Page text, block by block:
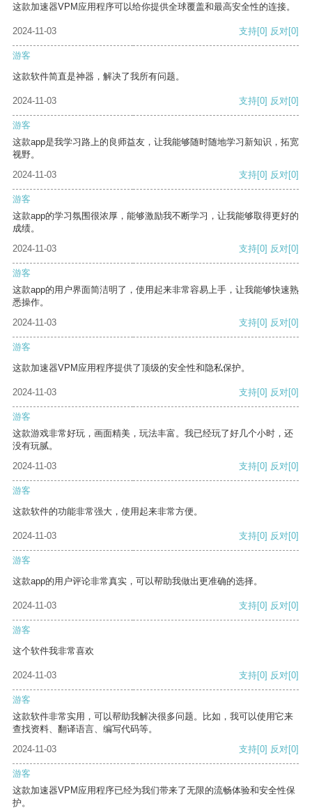
这款加速器VPM应用程序可以给你提供全球覆盖和最高安全性的连接。
2024-11-03 支持[0] 反对[0]
游客
这款软件简直是神器，解决了我所有问题。
2024-11-03 支持[0] 反对[0]
游客
这款app是我学习路上的良师益友，让我能够随时随地学习新知识，拓宽
视野。
2024-11-03
支持[0] 反对[0]
游客
这款app的学习氛围很浓厚，能够激励我不断学习，让我能够取得更好的
成绩。
2024-11-03
支持[0] 反对[0]
游客
这款app的用户界面简洁明了，使用起来非常容易上手，让我能够快速熟
悉操作。
2024-11-03
支持[0] 反对[0]
游客
这款加速器VPM应用程序提供了顶级的安全性和隐私保护。
2024-11-03 支持[0] 反对[0]
游客
这款游戏非常好玩，画面精美，玩法丰富。我已经玩了好几个小时，还
没有玩腻。
2024-11-03
支持[0] 反对[0]
游客
这款软件的功能非常强大，使用起来非常方便。
2024-11-03 支持[0] 反对[0]
游客
这款app的用户评论非常真实，可以帮助我做出更准确的选择。
2024-11-03 支持[0] 反对[0]
游客
这个软件我非常喜欢
2024-11-03 支持[0] 反对[0]
游客
这款软件非常实用，可以帮助我解决很多问题。比如，我可以使用它来
查找资料、翻译语言、编写代码等。
2024-11-03
支持[0] 反对[0]
游客
这款加速器VPM应用程序已经为我们带来了无限的流畅体验和安全性保
护。